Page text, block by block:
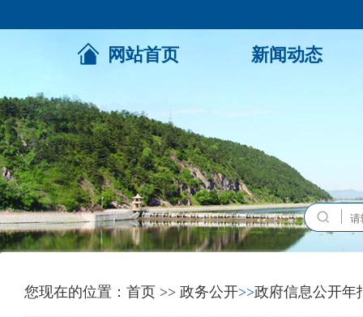
网站首页 新闻动态
您现在的位置： 首页 >> 政务公开>>政府信息公开年